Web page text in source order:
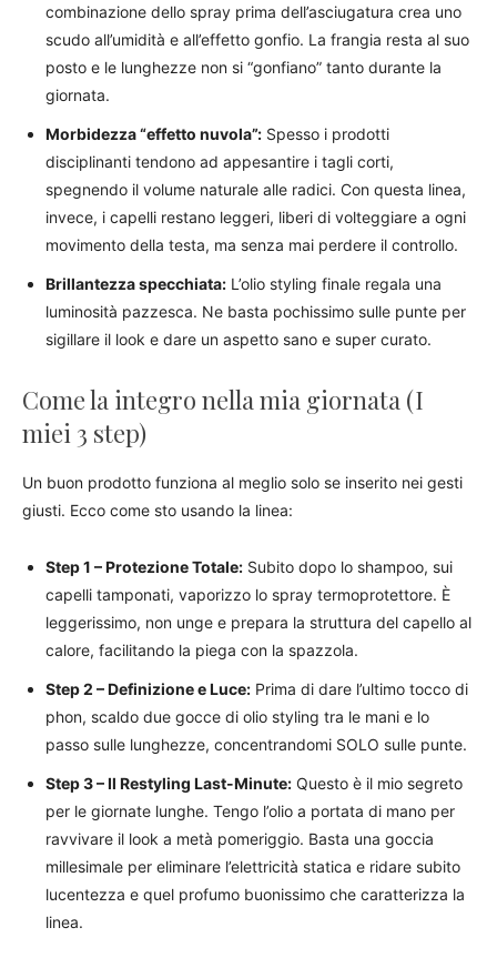
combinazione dello spray prima dell’asciugatura crea uno
scudo all’umidità e all’effetto gonfio. La frangia resta al suo
posto e le lunghezze non si “gonfiano” tanto durante la
giornata.
Morbidezza “effetto nuvola”: Spesso i prodotti
disciplinanti tendono ad appesantire i tagli corti,
spegnendo il volume naturale alle radici. Con questa linea,
invece, i capelli restano leggeri, liberi di volteggiare a ogni
movimento della testa, ma senza mai perdere il controllo.
Brillantezza specchiata: L’olio styling finale regala una
luminosità pazzesca. Ne basta pochissimo sulle punte per
sigillare il look e dare un aspetto sano e super curato.
Come la integro nella mia giornata (I
miei 3 step)
Un buon prodotto funziona al meglio solo se inserito nei gesti
giusti. Ecco come sto usando la linea:
Step 1 – Protezione Totale: Subito dopo lo shampoo, sui
capelli tamponati, vaporizzo lo spray termoprotettore. È
leggerissimo, non unge e prepara la struttura del capello al
calore, facilitando la piega con la spazzola.
Step 2 – Definizione e Luce: Prima di dare l’ultimo tocco di
phon, scaldo due gocce di olio styling tra le mani e lo
passo sulle lunghezze, concentrandomi SOLO sulle punte.
Step 3 – Il Restyling Last-Minute: Questo è il mio segreto
per le giornate lunghe. Tengo l’olio a portata di mano per
ravvivare il look a metà pomeriggio. Basta una goccia
millesimale per eliminare l’elettricità statica e ridare subito
lucentezza e quel profumo buonissimo che caratterizza la
linea.